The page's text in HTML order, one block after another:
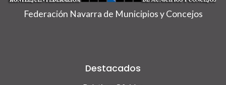
Federación Navarra de Municipios y Concejos
Destacados